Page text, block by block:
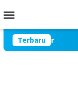
ke
Mobile
Terbaru Miris!